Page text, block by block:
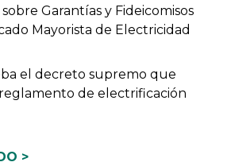
sobre Garantías y Fideicomisos
Mayorista de Electricidad
el decreto supremo que
de electrificación
>